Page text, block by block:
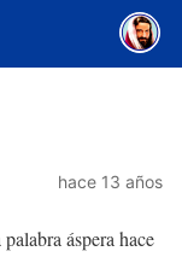
hace 13 años
áspera hace